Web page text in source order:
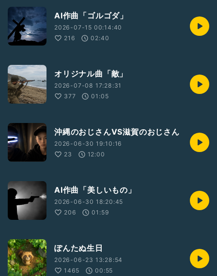
AI作曲「ゴルゴダ」
2026-07-15 00:14:40
216
02:40
オリジナル曲「敵」
2026-07-08 17:28:31
377
01:05
沖縄のおじさんVS滋賀のおじさん
2026-06-30 19:10:16
23
12:00
AI作曲「美しいもの」
2026-06-30 18:20:45
206
01:59
ぽんたぬ生日
2026-06-23 13:28:54
1465
00:55